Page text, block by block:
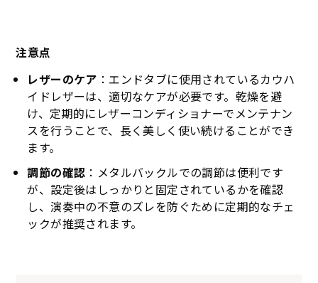
注意点
レザーのケア ：エンドタブに使用されているカウハ
イドレザーは、適切なケアが必要です。乾燥を避
け、定期的にレザーコンディショナーでメンテナン
スを行うことで、長く美しく使い続けることができ
ます。
調節の確認 ：メタルバックルでの調節は便利です
が、設定後はしっかりと固定されているかを確認
し、演奏中の不意のズレを防ぐために定期的なチェ
ックが推奨されます。